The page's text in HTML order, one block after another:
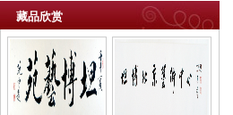
藏品欣赏